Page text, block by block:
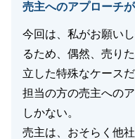
売主へのアプローチ
今回は、私がお願い
るため、偶然、売り
立した特殊なケースだ
担当の方の売主への
しかない。
売主は、おそらく他